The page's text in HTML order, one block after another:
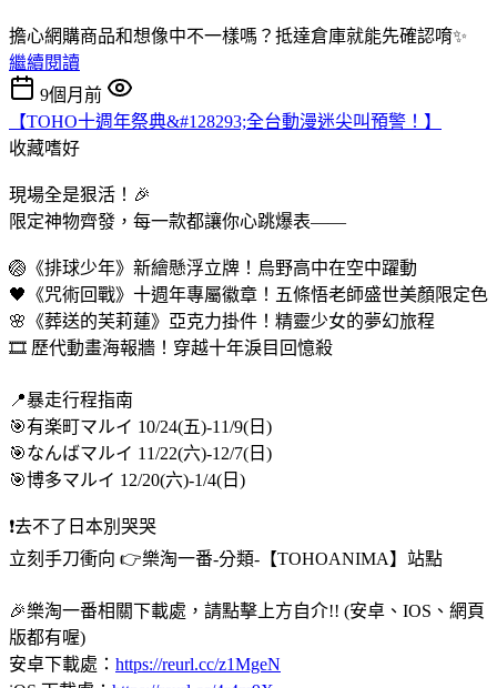
擔心網購商品和想像中不一樣嗎？抵達倉庫就能先確認唷✨
繼續閱讀
9個月前
【TOHO十週年祭典&#128293;全台動漫迷尖叫預警！】
收藏嗜好
現場全是狠活！🎉
限定神物齊發，每一款都讓你心跳爆表——
🏐《排球少年》新繪懸浮立牌！烏野高中在空中躍動
🖤《咒術回戰》十週年專屬徽章！五條悟老師盛世美顏限定色
🌸《葬送的芙莉蓮》亞克力掛件！精靈少女的夢幻旅程
🎞 歷代動畫海報牆！穿越十年淚目回憶殺
📍暴走行程指南
🎯有楽町マルイ 10/24(五)-11/9(日)
🎯なんばマルイ 11/22(六)-12/7(日)
🎯博多マルイ 12/20(六)-1/4(日)
❗️去不了日本別哭哭
立刻手刀衝向 👉樂淘一番-分類-【TOHOANIMA】站點
🎉樂淘一番相關下載處，請點擊上方自介!! (安卓、IOS、網頁
版都有喔)
安卓下載處： https://reurl.cc/z1MgeN